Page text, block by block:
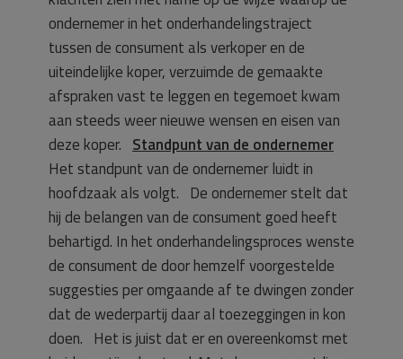
ondernemer in het onderhandelingstraject
tussen de consument als verkoper en de
uiteindelijke koper, verzuimde de gemaakte
afspraken vast te leggen en tegemoet kwam
aan steeds weer nieuwe wensen en eisen van
deze koper. Standpunt van de ondernemer
Het standpunt van de ondernemer luidt in
hoofdzaak als volgt. De ondernemer stelt dat
hij de belangen van de consument goed heeft
behartigd. In het onderhandelingsproces wenste
de consument de door hemzelf voorgestelde
suggesties per omgaande af te dwingen zonder
dat de wederpartij daar al toezeggingen in kon
doen. Het is juist dat er en overeenkomst met